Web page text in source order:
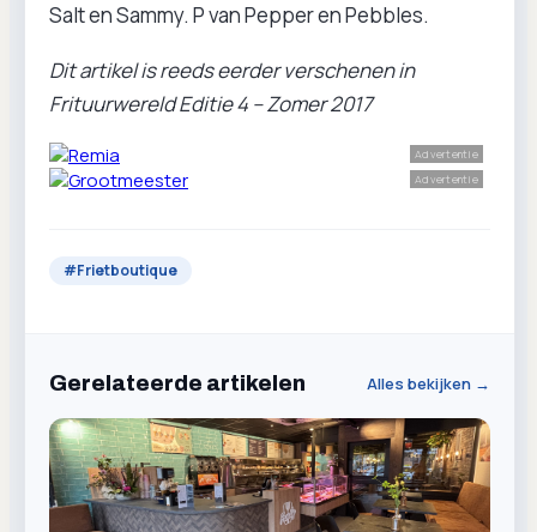
Salt en Sammy. P van Pepper en Pebbles.
Dit artikel is reeds eerder verschenen in
Frituurwereld Editie 4 – Zomer 2017
Advertentie
Advertentie
#Frietboutique
Gerelateerde artikelen Alles bekijken →